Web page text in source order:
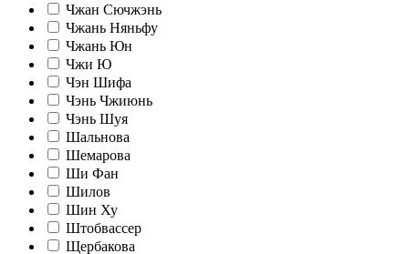
Чжан Сючжэнь
Чжань Няньфу
Чжань Юн
Чжи Ю
Чэн Шифа
Чэнь Чжиюнь
Чэнь Шуя
Шальнова
Шемарова
Ши Фан
Шилов
Шин Ху
Штобвассер
Щербакова